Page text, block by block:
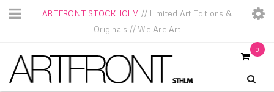
ARTFRONT STOCKHOLM // Limited Art Editions &
Originals // We Are Art
0